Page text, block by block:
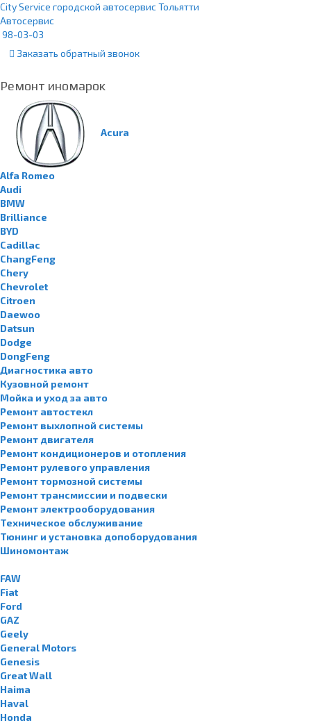
City Service городской автосервис Тольятти
Автосервис
98-03-03
Заказать обратный звонок
Ремонт иномарок
Acura
Alfa Romeo
Audi
BMW
Brilliance
BYD
Cadillac
ChangFeng
Chery
Chevrolet
Citroen
Daewoo
Datsun
Dodge
DongFeng
Диагностика авто
Кузовной ремонт
Мойка и уход за авто
Ремонт автостекл
Ремонт выхлопной системы
Ремонт двигателя
Ремонт кондиционеров и отопления
Ремонт рулевого управления
Ремонт тормозной системы
Ремонт трансмиссии и подвески
Ремонт электрооборудования
Техническое обслуживание
Тюнинг и установка допоборудования
Шиномонтаж
FAW
Fiat
Ford
GAZ
Geely
General Motors
Genesis
Great Wall
Haima
Haval
Honda